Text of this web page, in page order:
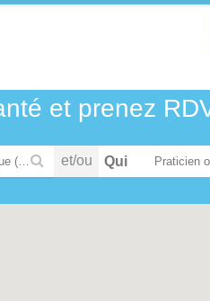
et prenez
Oto-Rhino-Laryngologue (ORL) et chirurgien cervico-facial et/ou Qui